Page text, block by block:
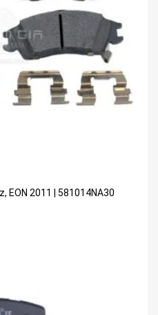
EON 2011 | 581014NA30